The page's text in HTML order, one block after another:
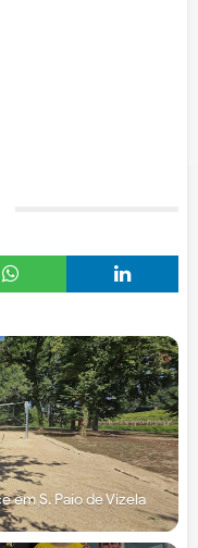
em S. Paio de Vizela